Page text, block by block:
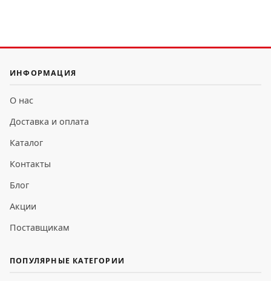
ИНФОРМАЦИЯ
О нас
Доставка и оплата
Каталог
Контакты
Блог
Акции
Поставщикам
ПОПУЛЯРНЫЕ КАТЕГОРИИ